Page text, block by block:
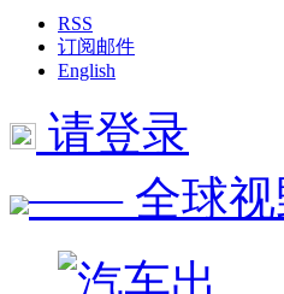
RSS
订阅邮件
English
请登录
—— 全球视